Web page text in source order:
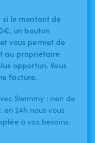
si le montant de
un bouton
vous permet de
au propriétaire
opportun. Vous
facture.
Swimmy : rien de
24h nous vous
à vos besoins.